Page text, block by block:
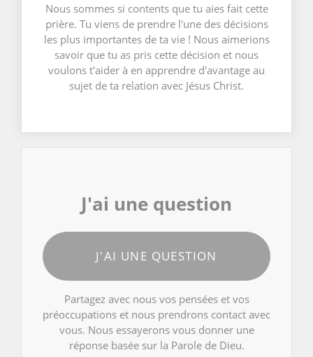
Nous sommes si contents que tu aies fait cette
prière. Tu viens de prendre l'une des décisions
les plus importantes de ta vie ! Nous aimerions
savoir que tu as pris cette décision et nous
voulons t'aider à en apprendre d'avantage au
sujet de ta relation avec Jésus Christ.
J'ai une question
J'AI UNE QUESTION
Partagez avec nous vos pensées et vos
préoccupations et nous prendrons contact avec
vous. Nous essayerons vous donner une
réponse basée sur la Parole de Dieu.